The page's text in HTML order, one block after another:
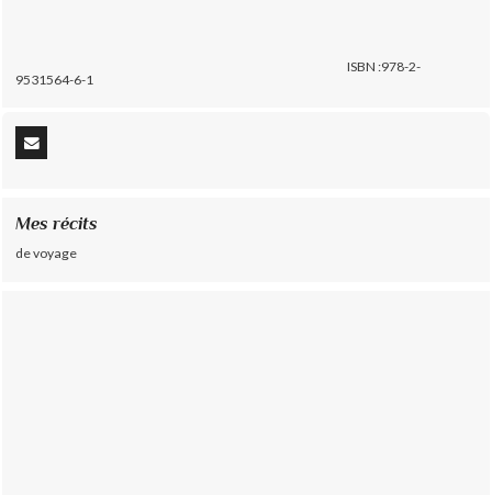
ISBN :978-2-
9531564-6-1
Mes récits
de voyage